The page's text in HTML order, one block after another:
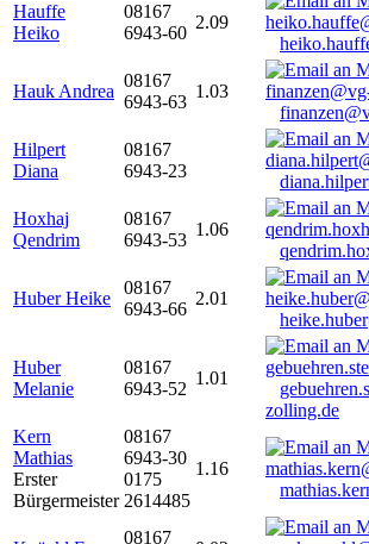
Hauffe
Heiko
08167
6943-60
2.09
Hauk Andrea
08167
6943-63
1.03
Hilpert
Diana
08167
6943-23
Hoxhaj
Qendrim
08167
6943-53
1.06
Huber Heike
08167
6943-66
2.01
Huber
Melanie
08167
6943-52
1.01
zolling.de
Kern
Mathias
Erster
Bürgermeister
08167
6943-30
0175
2614485
1.16
08167